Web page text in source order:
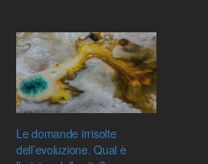
Le domande irrisolte
dell’evoluzione. Qual è